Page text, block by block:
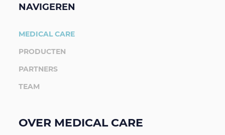
Diabetes portfolio
Persoonlijke beschermingsmiddelen
Echografie apparatuur
Scholingen, webinars en congressen
Nieuwsbrieven
Overig
NAVIGEREN
MEDICAL CARE
PRODUCTEN
PARTNERS
TEAM
OVER MEDICAL CARE